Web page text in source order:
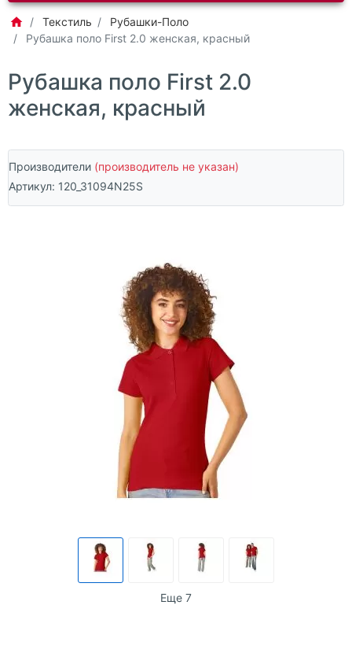
Текстиль
Рубашки-Поло
Рубашка поло First 2.0 женская, красный
Рубашка поло First 2.0
женская, красный
Производители (производитель не указан)
Артикул: 120_31094N25S
Еще 7